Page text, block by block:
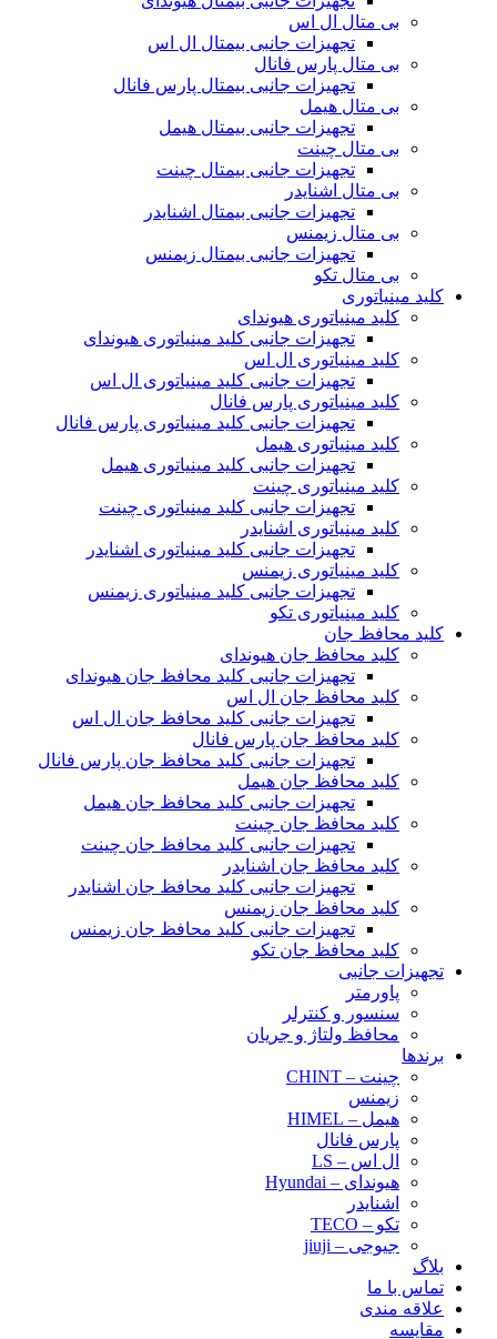
بی متال ال اس
تجهیزات جانبی بیمتال ال اس
بی متال پارس فانال
تجهیزات جانبی بیمتال پارس فانال
بی متال هیمل
تجهیزات جانبی بیمتال هیمل
بی متال چینت
تجهیزات جانبی بیمتال چینت
بی متال اشنایدر
تجهیزات جانبی بیمتال اشنایدر
بی متال زیمنس
تجهیزات جانبی بیمتال زیمنس
بی متال تکو
کلید مینیاتوری
کلید مینیاتوری هیوندای
تجهیزات جانبی کلید مینیاتوری هیوندای
کلید مینیاتوری ال اس
تجهیزات جانبی کلید مینیاتوری ال اس
کلید مینیاتوری پارس فانال
تجهیزات جانبی کلید مینیاتوری پارس فانال
کلید مینیاتوری هیمل
تجهیزات جانبی کلید مینیاتوری هیمل
کلید مینیاتوری چینت
تجهیزات جانبی کلید مینیاتوری چینت
کلید مینیاتوری اشنایدر
تجهیزات جانبی کلید مینیاتوری اشنایدر
کلید مینیاتوری زیمنس
تجهیزات جانبی کلید مینیاتوری زیمنس
کلید مینیاتوری تکو
کلید محافظ جان
کلید محافظ جان هیوندای
تجهیزات جانبی کلید محافظ جان هیوندای
کلید محافظ جان ال اس
تجهیزات جانبی کلید محافظ جان ال اس
کلید محافظ جان پارس فانال
تجهیزات جانبی کلید محافظ جان پارس فانال
کلید محافظ جان هیمل
تجهیزات جانبی کلید محافظ جان هیمل
کلید محافظ جان چینت
تجهیزات جانبی کلید محافظ جان چینت
کلید محافظ جان اشنایدر
تجهیزات جانبی کلید محافظ جان اشنایدر
کلید محافظ جان زیمنس
تجهیزات جانبی کلید محافظ جان زیمنس
کلید محافظ جان تکو
تجهیزات جانبی
پاورمتر
سنسور و کنترلر
محافظ ولتاژ و‌ جریان
برندها
چینت – CHINT
زیمنس
هیمل – HIMEL
پارس فانال
ال اس – LS
هیوندای – Hyundai
اشنایدر
تکو – TECO
جیوجی – jiuji
بلاگ
تماس با ما
علاقه مندی
مقایسه